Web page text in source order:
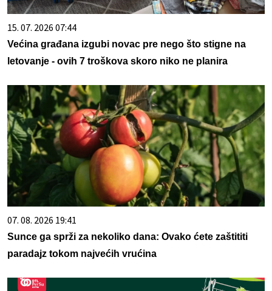
15. 07. 2026 07:44
Većina građana izgubi novac pre nego što stigne na
letovanje - ovih 7 troškova skoro niko ne planira
07. 08. 2026 19:41
Sunce ga sprži za nekoliko dana: Ovako ćete zaštititi
paradajz tokom najvećih vrućina